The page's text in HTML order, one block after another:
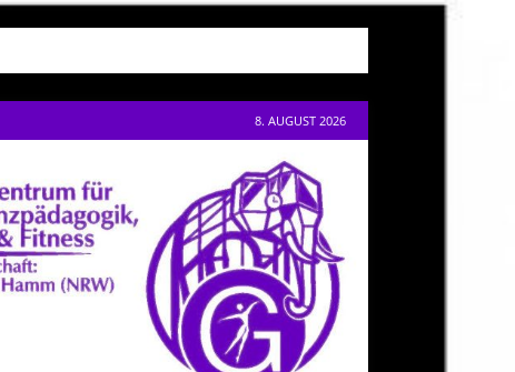
8. AUGUST 2026